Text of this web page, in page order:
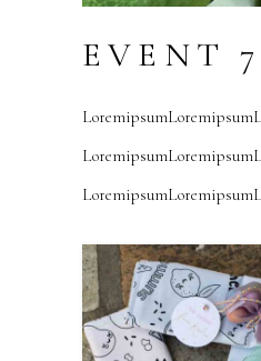
EVENT 7